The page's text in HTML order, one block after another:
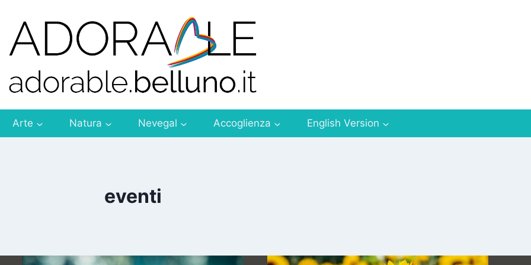
Arte Natura Nevegal Accoglienza English Version
eventi